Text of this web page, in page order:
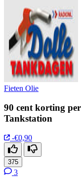
Fieten Olie
90 cent korting
Tankstation
-€0,90
375
3